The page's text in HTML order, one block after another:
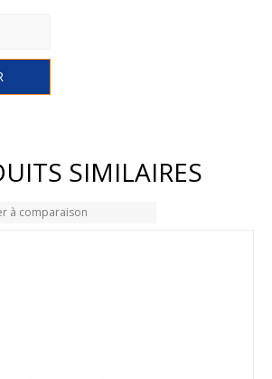
SIMILAIRES
à comparaison